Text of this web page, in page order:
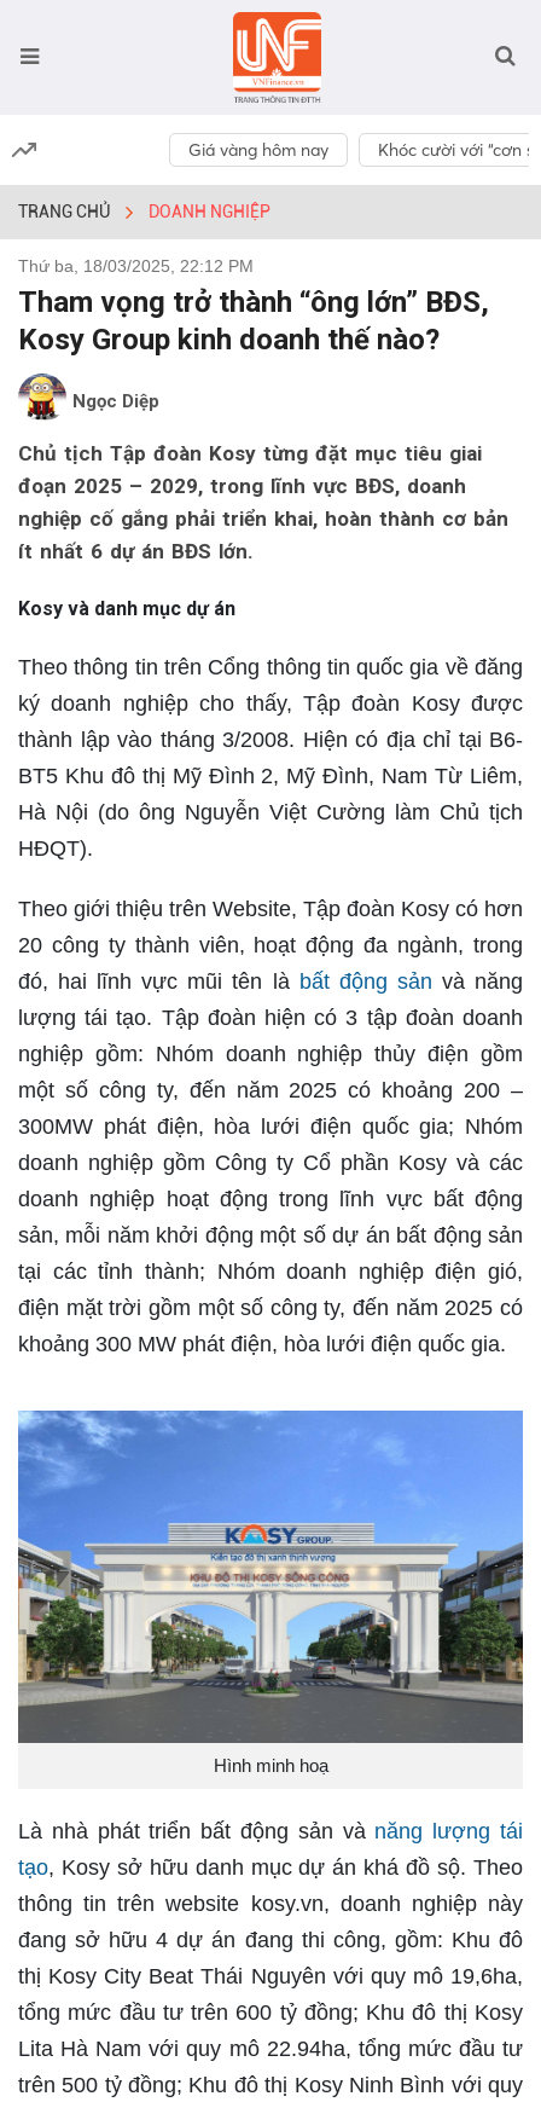
Giá vàng hôm nay Khóc cười với “cơn
TRANG CHỦ DOANH NGHIỆP
Thứ ba, 18/03/2025, 22:12 PM
Tham vọng trở thành “ông lớn” BĐS,
Kosy Group kinh doanh thế nào?
Ngọc Diệp
Chủ tịch Tập đoàn Kosy từng đặt mục tiêu giai
đoạn 2025 – 2029, trong lĩnh vực BĐS, doanh
nghiệp cố gắng phải triển khai, hoàn thành cơ bản
ít nhất 6 dự án BĐS lớn.
Kosy và danh mục dự án
Theo thông tin trên Cổng thông tin quốc gia về đăng
ký doanh nghiệp cho thấy, Tập đoàn Kosy được
thành lập vào tháng 3/2008. Hiện có địa chỉ tại B6-
BT5 Khu đô thị Mỹ Đình 2, Mỹ Đình, Nam Từ Liêm,
Hà Nội (do ông Nguyễn Việt Cường làm Chủ tịch
HĐQT).
Theo giới thiệu trên Website, Tập đoàn Kosy có hơn
20 công ty thành viên, hoạt động đa ngành, trong
đó, hai lĩnh vực mũi tên là bất động sản và năng
lượng tái tạo. Tập đoàn hiện có 3 tập đoàn doanh
nghiệp gồm: Nhóm doanh nghiệp thủy điện gồm
một số công ty, đến năm 2025 có khoảng 200 –
300MW phát điện, hòa lưới điện quốc gia; Nhóm
doanh nghiệp gồm Công ty Cổ phần Kosy và các
doanh nghiệp hoạt động trong lĩnh vực bất động
sản, mỗi năm khởi động một số dự án bất động sản
tại các tỉnh thành; Nhóm doanh nghiệp điện gió,
điện mặt trời gồm một số công ty, đến năm 2025 có
khoảng 300 MW phát điện, hòa lưới điện quốc gia.
Hình minh hoạ
Là nhà phát triển bất động sản và năng lượng tái
tạo, Kosy sở hữu danh mục dự án khá đồ sộ. Theo
thông tin trên website kosy.vn, doanh nghiệp này
đang sở hữu 4 dự án đang thi công, gồm: Khu đô
thị Kosy City Beat Thái Nguyên với quy mô 19,6ha,
tổng mức đầu tư trên 600 tỷ đồng; Khu đô thị Kosy
Lita Hà Nam với quy mô 22.94ha, tổng mức đầu tư
trên 500 tỷ đồng; Khu đô thị Kosy Ninh Bình với quy